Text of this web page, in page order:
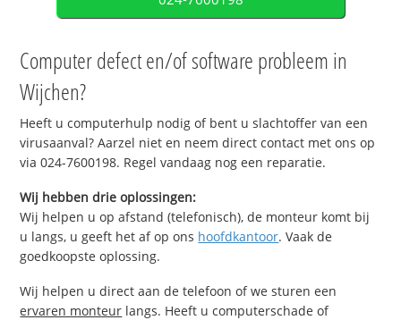
Computer defect en/of software probleem in
Wijchen?
Heeft u computerhulp nodig of bent u slachtoffer van een
virusaanval? Aarzel niet en neem direct contact met ons op
via 024-7600198. Regel vandaag nog een reparatie.
Wij hebben drie oplossingen:
Wij helpen u op afstand (telefonisch), de monteur komt bij
u langs, u geeft het af op ons hoofdkantoor. Vaak de
goedkoopste oplossing.
Wij helpen u direct aan de telefoon of we sturen een
ervaren monteur langs. Heeft u computerschade of